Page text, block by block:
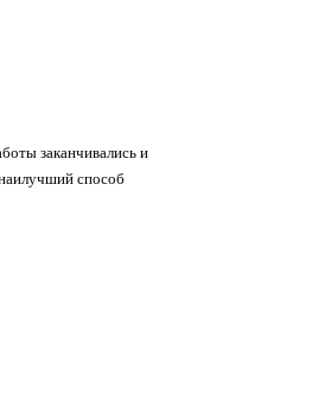
заканчивались и
способ